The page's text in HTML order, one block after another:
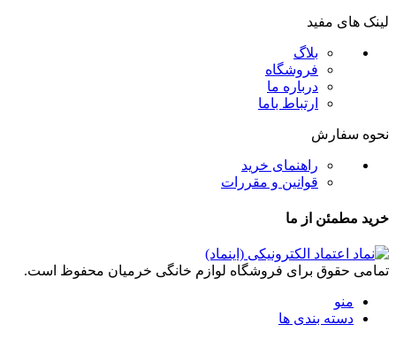
لینک های مفید
بلاگ
فروشگاه
درباره ما
ارتباط باما
نحوه سفارش
راهنمای خرید
قوانین و مقررات
خرید مطمئن از ما
تمامی حقوق برای فروشگاه لوازم خانگی خرمیان محفوظ است.
منو
دسته بندی ها